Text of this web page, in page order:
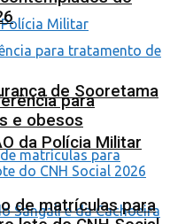
de Sooretama
da Polícia Militar
para
e obesos
de matrículas para